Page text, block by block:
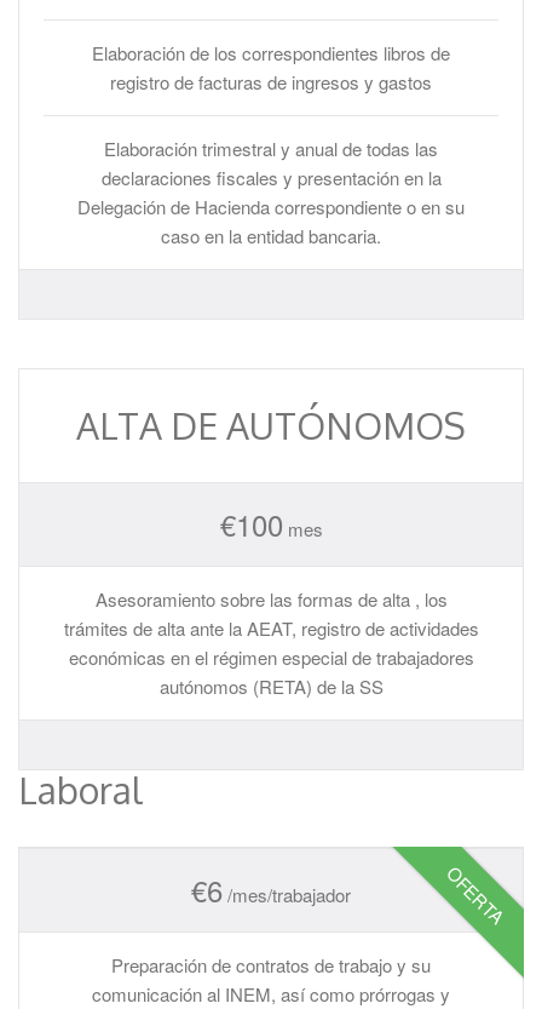
Elaboración de los correspondientes libros de
registro de facturas de ingresos y gastos
Elaboración trimestral y anual de todas las
declaraciones fiscales y presentación en la
Delegación de Hacienda correspondiente o en su
caso en la entidad bancaria.
ALTA DE AUTÓNOMOS
€100 mes
Asesoramiento sobre las formas de alta , los
trámites de alta ante la AEAT, registro de actividades
económicas en el régimen especial de trabajadores
autónomos (RETA) de la SS
Laboral
€6/mes/trabajador
Preparación de contratos de trabajo y su
comunicación al INEM, así como prórrogas y
OFERTA